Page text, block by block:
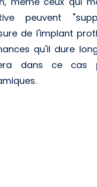
peuvent
de l'implant
qu'il dure
dans ce cas